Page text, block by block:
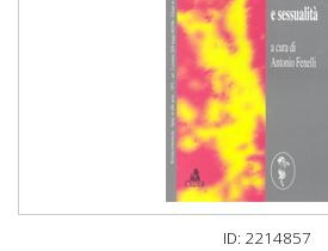
ID: 2214857